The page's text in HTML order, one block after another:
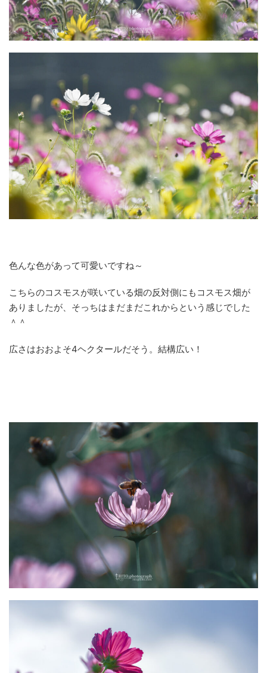
色んな色があって可愛いですね～
こちらのコスモスが咲いている畑の反対側にもコスモス畑が
ありましたが、そっちはまだまだこれからという感じでした
＾＾
広さはおおよそ4ヘクタールだそう。結構広い！